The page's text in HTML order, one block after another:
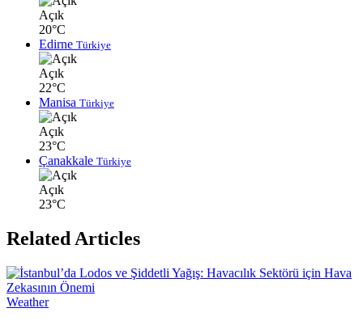
Açık
20°C
Edirne Türkiye
Açık
22°C
Manisa Türkiye
Açık
23°C
Çanakkale Türkiye
Açık
23°C
Related Articles
Weather